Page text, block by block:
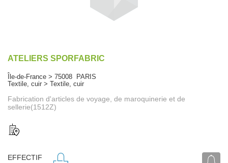
ATELIERS SPORFABRIC
Île-de-France > 75008 PARIS
Textile, cuir > Textile, cuir
Fabrication d'articles de voyage, de maroquinerie et de
sellerie(1512Z)
EFFECTIF